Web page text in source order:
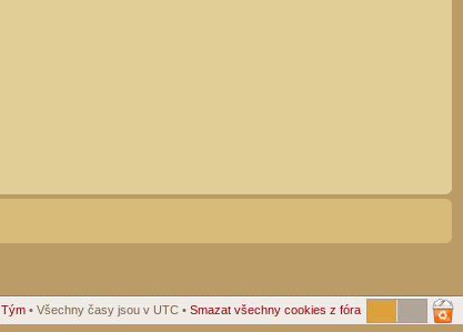
Tým • Všechny časy jsou v UTC • Smazat všechny cookies z fóra